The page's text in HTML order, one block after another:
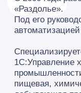
Стаж: более 26 лет